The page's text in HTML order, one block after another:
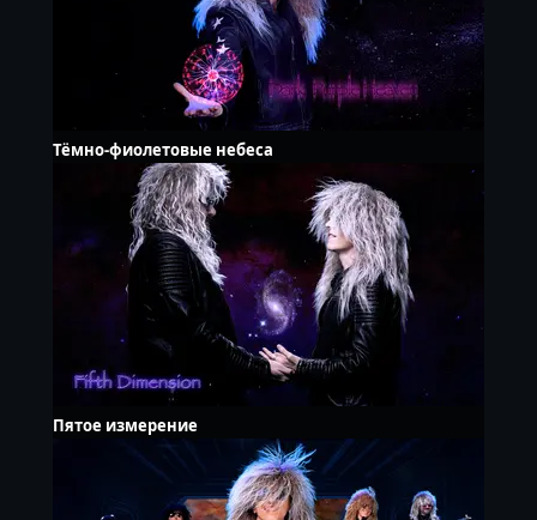
Тёмно-фиолетовые небеса
Пятое измерение